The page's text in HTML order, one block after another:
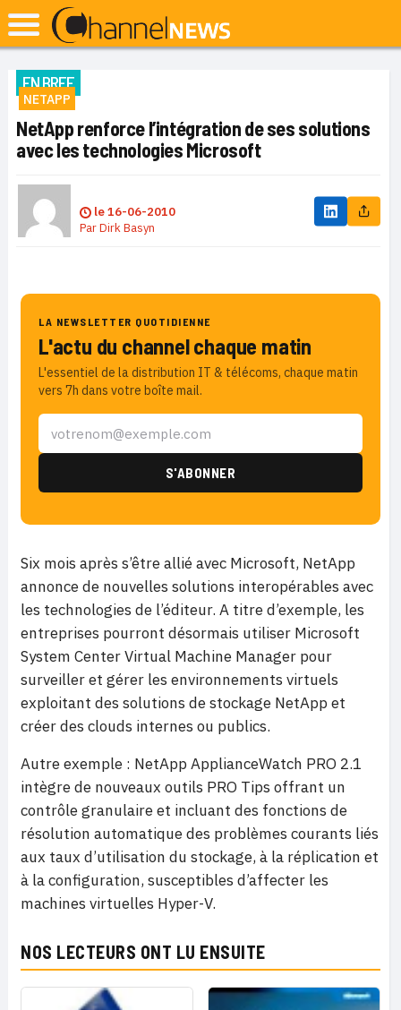
EN BREF
NETAPP
NetApp renforce l’intégration de ses solutions
avec les technologies Microsoft
le16-06-2010
ParDirk Basyn
LA NEWSLETTER QUOTIDIENNE
L'actu du channel chaque matin
L'essentiel de la distribution IT & télécoms, chaque matin
vers 7h dans votre boîte mail.
Six mois après s’être allié avec Microsoft, NetApp
annonce de nouvelles solutions interopérables avec
les technologies de l’éditeur. A titre d’exemple, les
entreprises pourront désormais utiliser Microsoft
System Center Virtual Machine Manager pour
surveiller et gérer les environnements virtuels
exploitant des solutions de stockage NetApp et
créer des clouds internes ou publics.
Autre exemple : NetApp ApplianceWatch PRO 2.1
intègre de nouveaux outils PRO Tips offrant un
contrôle granulaire et incluant des fonctions de
résolution automatique des problèmes courants liés
aux taux d’utilisation du stockage, à la réplication et
à la configuration, susceptibles d’affecter les
machines virtuelles Hyper-V.
NOS LECTEURS ONT LU ENSUITE